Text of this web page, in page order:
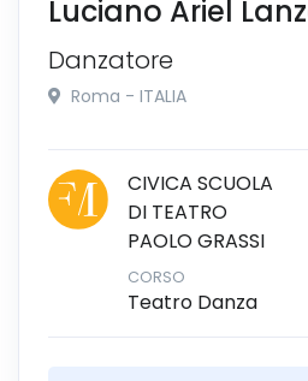
Luciano Ariel
Danzatore
Roma - ITALIA
CIVICA SCUOLA
DI TEATRO
PAOLO GRASSI
CORSO
Teatro Danza